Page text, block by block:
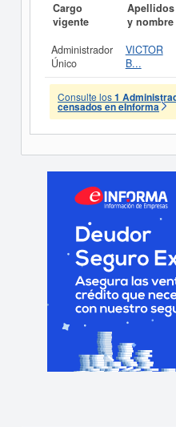
Cargo
vigente
Apellidos
y nombre
Administrador
Único
VICTOR
B...
Consulte los1
censados en eInforma